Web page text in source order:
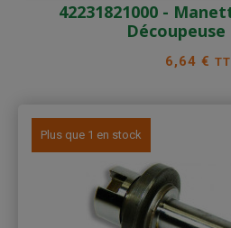
42231821000 -
Découpeuse
Prix
6,64 €
Plus que 1 en stock